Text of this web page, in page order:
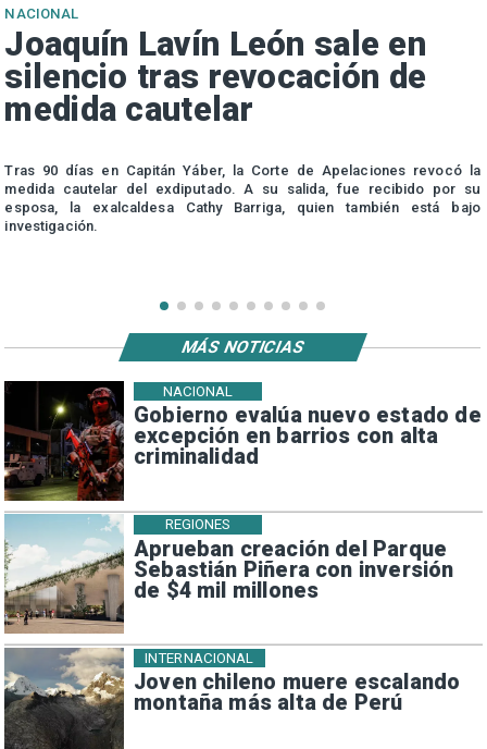
NACIONAL
Joaquín Lavín León sale en
silencio tras revocación de
medida cautelar
Tras 90 días en Capitán Yáber, la Corte de Apelaciones revocó la
medida cautelar del exdiputado. A su salida, fue recibido por su
esposa, la exalcaldesa Cathy Barriga, quien también está bajo
investigación.
Gobierno evalúa nuevo estado de
excepción en barrios con alta
criminalidad
NACIONAL
Aprueban creación del Parque
Sebastián Piñera con inversión
de $4 mil millones
REGIONES
Joven chileno muere escalando
montaña más alta de Perú
INTERNACIONAL
MÁS NOTICIAS